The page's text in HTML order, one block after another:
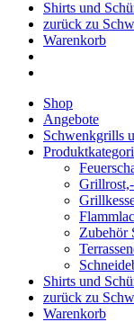
Shirts und
zurück zu
Warenkorb
Shop
Angebote
Schwenkgrills
Zubehör
Shirts und
zurück zu
Warenkorb